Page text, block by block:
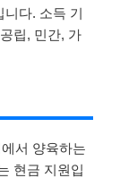
다. 소득 기
립, 민간, 가
서 양육하는
현금 지원입